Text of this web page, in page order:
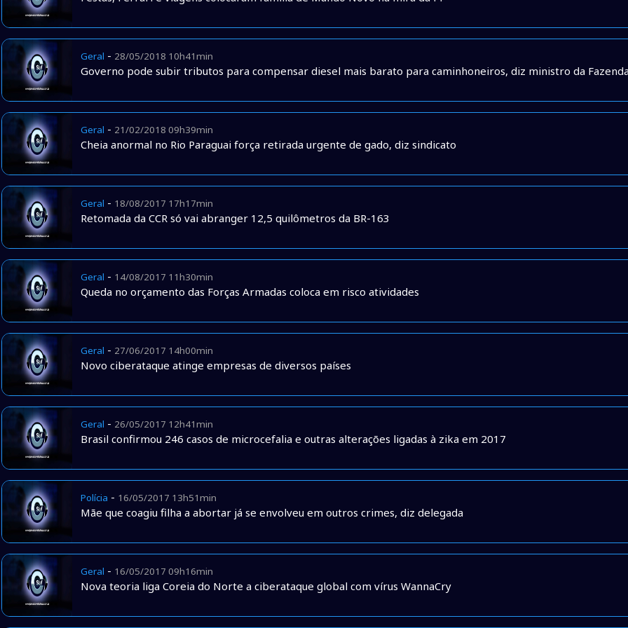
Geral - 28/05/2018 10h41min
Governo pode subir tributos para compensar diesel mais barato para caminhoneiros, diz ministro da
Geral - 21/02/2018 09h39min
Cheia anormal no Rio Paraguai força retirada urgente de gado, diz sindicato
Geral - 18/08/2017 17h17min
Retomada da CCR só vai abranger 12,5 quilômetros da BR-163
Geral - 14/08/2017 11h30min
Queda no orçamento das Forças Armadas coloca em risco atividades
Geral - 27/06/2017 14h00min
Novo ciberataque atinge empresas de diversos países
Geral - 26/05/2017 12h41min
Brasil confirmou 246 casos de microcefalia e outras alterações ligadas à zika em 2017
Polícia - 16/05/2017 13h51min
Mãe que coagiu filha a abortar já se envolveu em outros crimes, diz delegada
Geral - 16/05/2017 09h16min
Nova teoria liga Coreia do Norte a ciberataque global com vírus WannaCry